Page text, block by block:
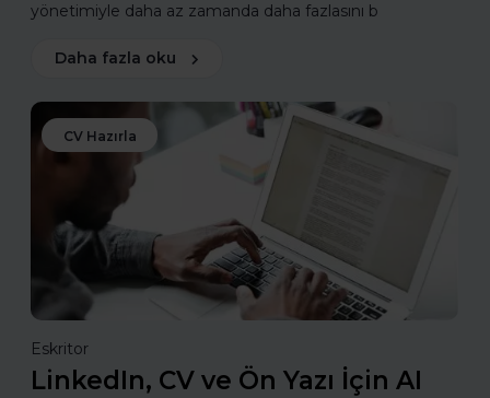
yönetimiyle daha az zamanda daha fazlasını b
Daha fazla oku
CV Hazırla
Eskritor
LinkedIn, CV ve Ön Yazı İçin AI